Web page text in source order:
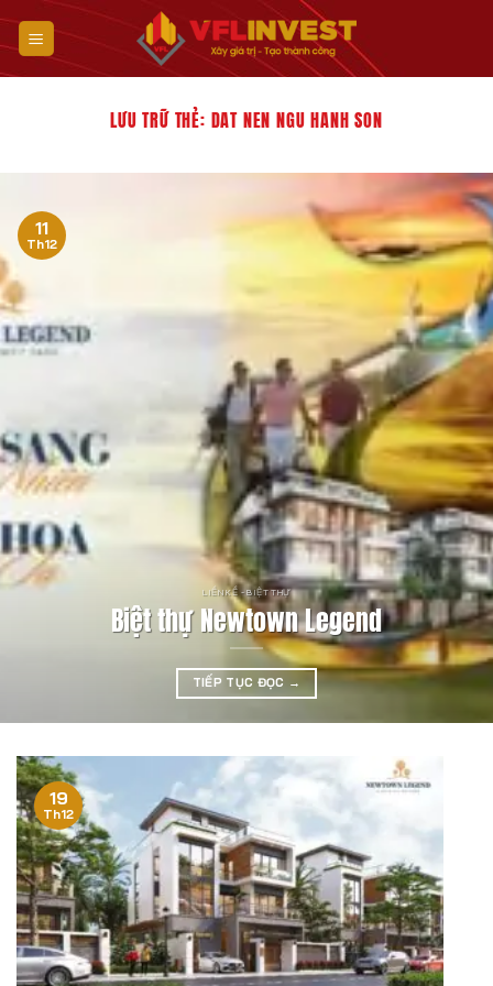
qua
nội
LƯU TRỮ THẺ: DAT NEN NGU HANH SON
LIỀN KỀ - BIỆT THỰ
Biệt thự Newtown Legend
TIẾP TỤC ĐỌC →
11
Th12
19
Th12